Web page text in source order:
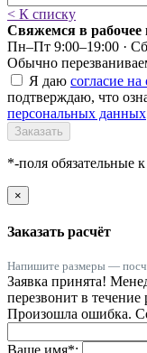
< К списку
Свяжемся в рабочее
Пн–Пт 9:00–19:00 ·
Обычно
Я даю согласие
подтверждаю, что
персональных данных
Заказать
*-поля обязательные
×
Заказать расчёт
Напишите размеры —
Заявка принята!
перезвонит в течение
Произошла ошибка.